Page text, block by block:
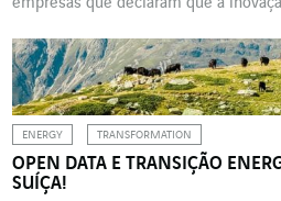
apenas a metade destas empresas
inovação. Ora, para […]
ENERGY TRANSFORMATION
OPEN DATA E TRANSIÇÃO
SUÍÇA!